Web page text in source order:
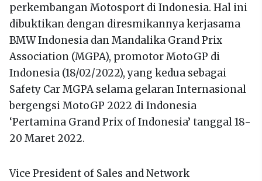
perkembangan Motosport di Indonesia. Hal ini
dibuktikan dengan diresmikannya kerjasama
BMW Indonesia dan Mandalika Grand Prix
Association (MGPA), promotor MotoGP di
Indonesia (18/02/2022), yang kedua sebagai
Safety Car MGPA selama gelaran Internasional
bergengsi MotoGP 2022 di Indonesia
‘Pertamina Grand Prix of Indonesia’ tanggal 18-
20 Maret 2022.
Vice President of Sales and Network